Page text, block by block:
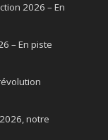
2026 – En
– En piste
notre